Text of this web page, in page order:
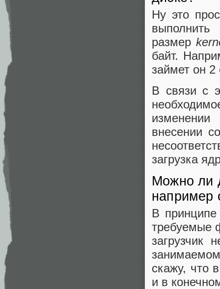
Ну это
размер
байт.
займет он 2
В связи с
внесении
загрузка
Можно ли
например
В принципе
требуемые
загрузчик
занимаемом
скажу, что
и в